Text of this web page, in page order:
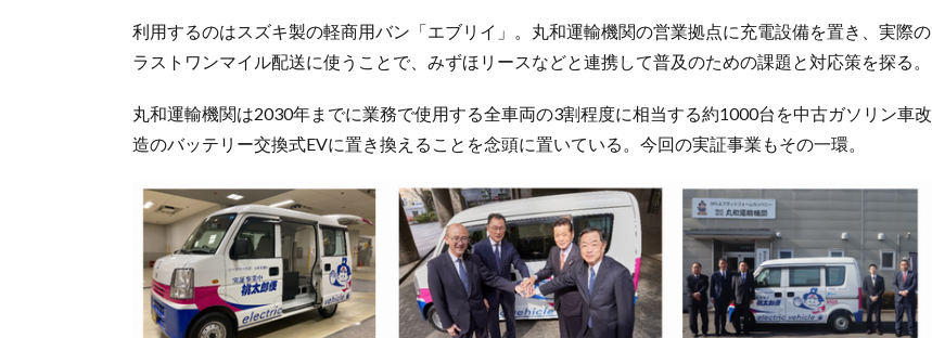
利用するのはスズキ製の軽商用バン「エブリイ」。丸和運輸機関の営業拠点に充電設備を置き、実際の
ラストワンマイル配送に使うことで、みずほリースなどと連携して普及のための課題と対応策を探る。
丸和運輸機関は2030年までに業務で使用する全車両の3割程度に相当する約1000台を中古ガソリン車改
造のバッテリー交換式EVに置き換えることを念頭に置いている。今回の実証事業もその一環。